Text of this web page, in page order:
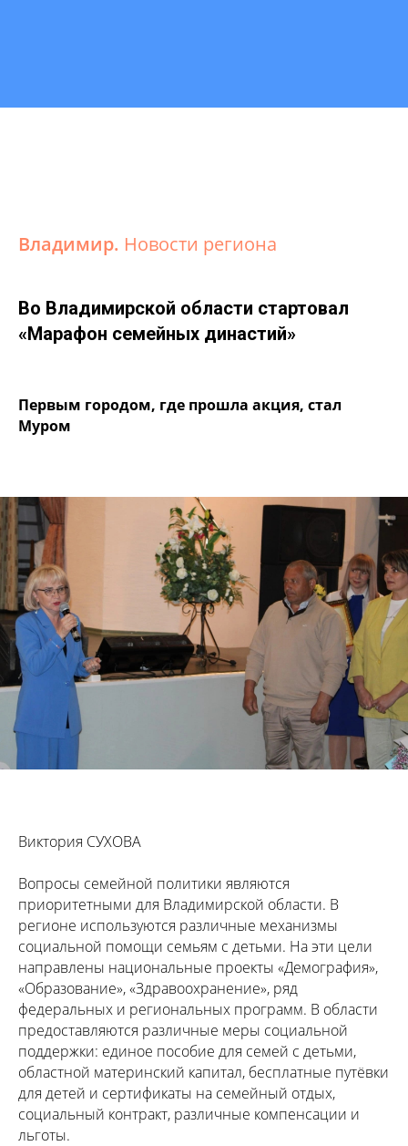
Владимир. Новости региона
Во Владимирской области стартовал
«Марафон семейных династий»
Первым городом, где прошла акция, стал
Муром
Виктория СУХОВА
Вопросы семейной политики являются
приоритетными для Владимирской области. В
регионе используются различные механизмы
социальной помощи семьям с детьми. На эти цели
направлены национальные проекты «Демография»,
«Образование», «Здравоохранение», ряд
федеральных и региональных программ. В области
предоставляются различные меры социальной
поддержки: единое пособие для семей с детьми,
областной материнский капитал, бесплатные путёвки
для детей и сертификаты на семейный отдых,
социальный контракт, различные компенсации и
льготы.